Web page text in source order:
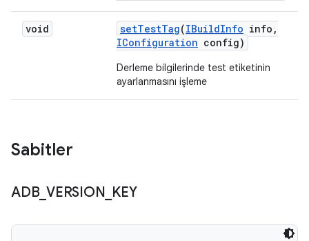
void setTestTag(IBuildInfo info ,
IConfiguration config)
Derleme bilgilerinde test etiketinin
ayarlanmasını işleme
Sabitler
ADB_ VERSION KEY